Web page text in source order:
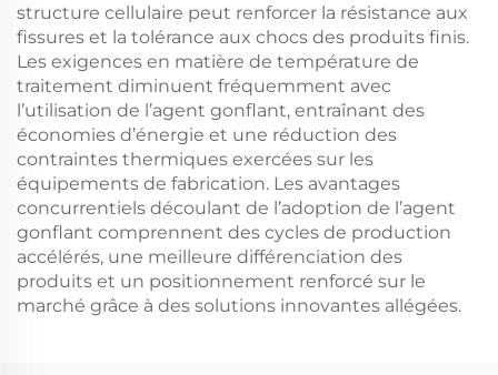
structure cellulaire peut renforcer la résistance aux
fissures et la tolérance aux chocs des produits finis.
Les exigences en matière de température de
traitement diminuent fréquemment avec
l’utilisation de l’agent gonflant, entraînant des
économies d’énergie et une réduction des
contraintes thermiques exercées sur les
équipements de fabrication. Les avantages
concurrentiels découlant de l’adoption de l’agent
gonflant comprennent des cycles de production
accélérés, une meilleure différenciation des
produits et un positionnement renforcé sur le
marché grâce à des solutions innovantes allégées.